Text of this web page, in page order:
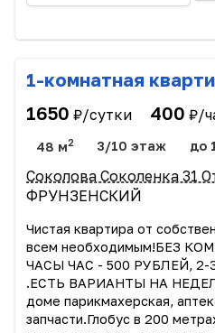
1-комнатная
1650 ₽/сутки 400 ₽/
48 м2 3/10 этаж до
Соколова Соколенка 31
ФРУНЗЕНСКИЙ
Чистая квартира от
всем необходимым!БЕЗ
ЧАСЫ ЧАС - 500 РУБЛЕЙ, 2-
.ЕСТЬ ВАРИАНТЫ НА
доме парикмахерская,
запчасти.Глобус в 200